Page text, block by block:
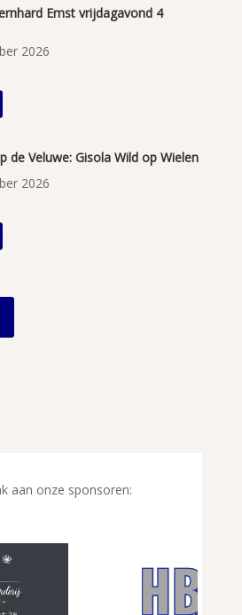
Emst vrijdagavond 4
2026
de Veluwe: Gisola Wild op Wielen
2026
aan onze sponsoren: